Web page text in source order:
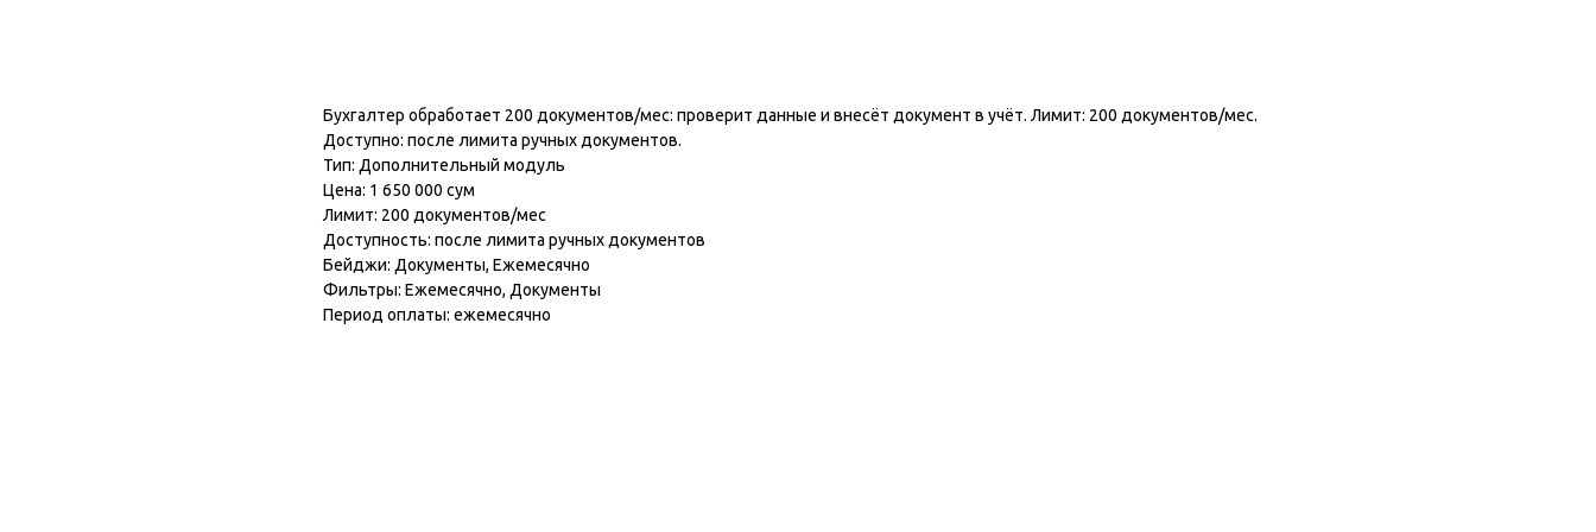
Бухгалтер обработает 200 документов/мес: проверит данные и внесёт документ в учёт. Лимит: 200 документов/мес.
Доступно: после лимита ручных документов.
Тип: Дополнительный модуль
Цена: 1 650 000 сум
Лимит: 200 документов/мес
Доступность: после лимита ручных документов
Бейджи: Документы, Ежемесячно
Фильтры: Ежемесячно, Документы
Период оплаты: ежемесячно